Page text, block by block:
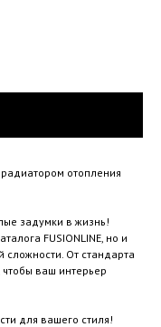
радиатором отопления
задумки в жизнь!
FUSIONLINE, но и
От стандарта
ваш интерьер
для вашего стиля!